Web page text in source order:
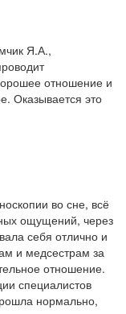
Я.А.,
отношение и
Оказывается это
во сне, всё
ощущений, через
себя отлично и
и медсестрам за
отношение.
специалистов
нормально,